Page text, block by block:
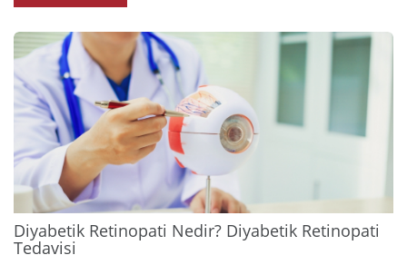
Diyabetik Retinopati Nedir? Diyabetik Retinopati
Tedavisi